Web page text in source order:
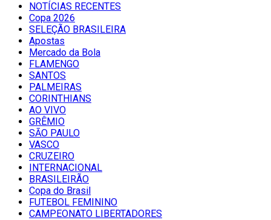
NOTÍCIAS RECENTES
Copa 2026
SELEÇÃO BRASILEIRA
Apostas
Mercado da Bola
FLAMENGO
SANTOS
PALMEIRAS
CORINTHIANS
AO VIVO
GRÊMIO
SĀO PAULO
VASCO
CRUZEIRO
INTERNACIONAL
BRASILEIRÃO
Copa do Brasil
FUTEBOL FEMININO
CAMPEONATO LIBERTADORES